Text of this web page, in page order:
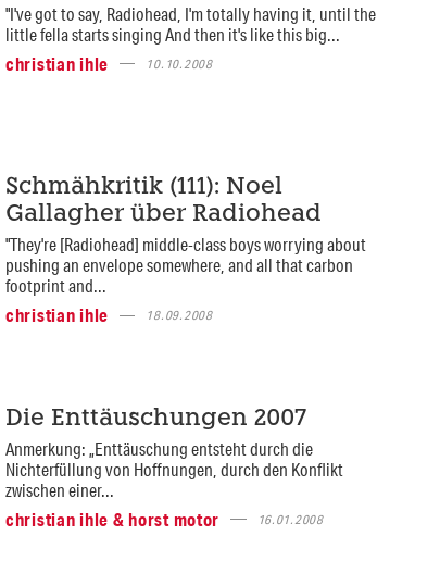
"I've got to say, Radiohead, I'm totally having it, until the
little fella starts singing And then it's like this big...
christian ihle
10.10.2008
Schmähkritik (111): Noel
Gallagher über Radiohead
"They're [Radiohead] middle-class boys worrying about
pushing an envelope somewhere, and all that carbon
footprint and...
christian ihle
18.09.2008
Die Enttäuschungen 2007
Anmerkung: „Enttäuschung entsteht durch die
Nichterfüllung von Hoffnungen, durch den Konflikt
zwischen einer...
christian ihle & horst motor
16.01.2008